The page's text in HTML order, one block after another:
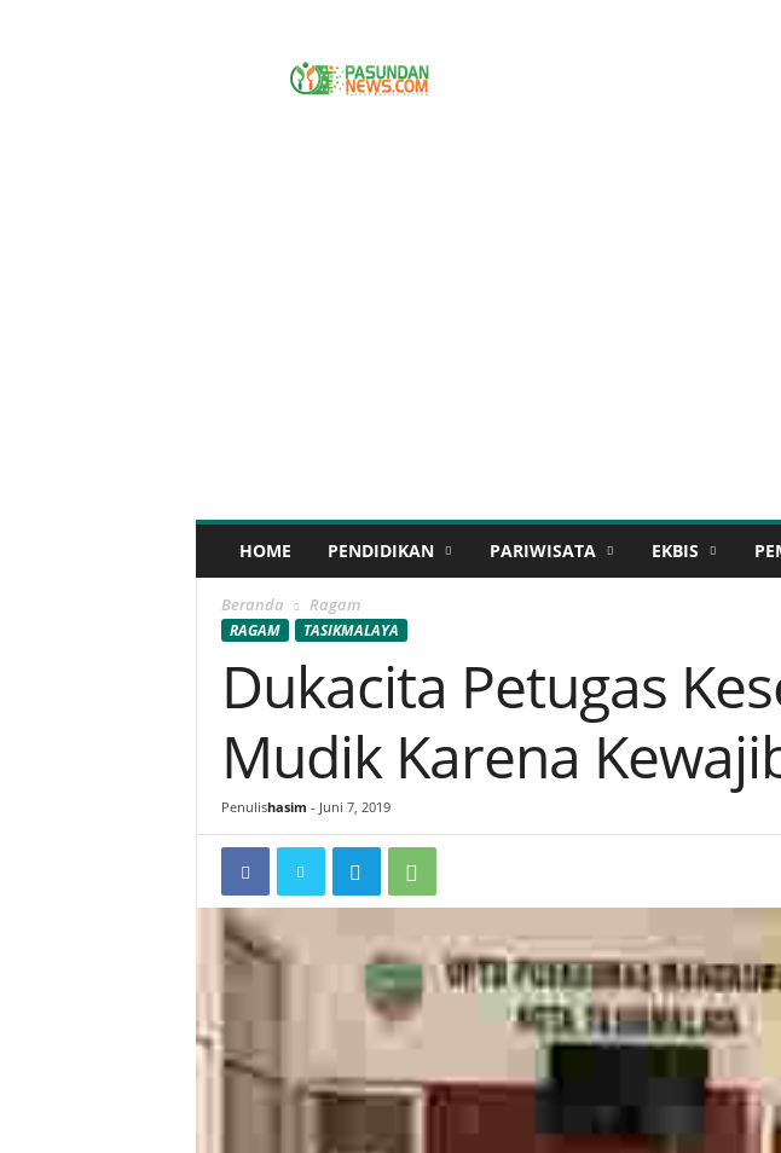
HOME PENDIDIKAN PARIWISATA EKBIS
Beranda Ragam
RAGAM TASIKMALAYA
Dukacita Petugas
Mudik Karena
Penulishasim - Juni 7, 2019